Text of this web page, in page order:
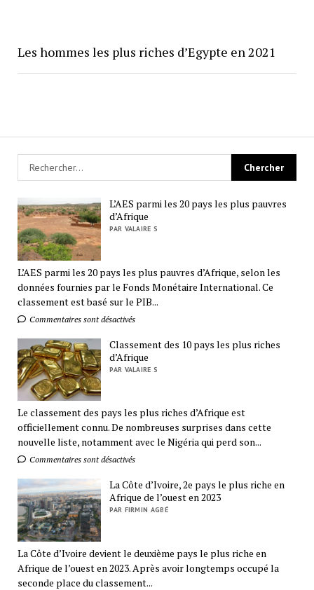
Les hommes les plus riches d’Egypte en 2021
L’AES parmi les 20 pays les plus pauvres
d’Afrique
PAR VALAIRE S
L’AES parmi les 20 pays les plus pauvres d’Afrique, selon les
données fournies par le Fonds Monétaire International. Ce
classement est basé sur le PIB...
Commentaires sont désactivés
Classement des 10 pays les plus riches
d’Afrique
PAR VALAIRE S
Le classement des pays les plus riches d’Afrique est
officiellement connu. De nombreuses surprises dans cette
nouvelle liste, notamment avec le Nigéria qui perd son...
Commentaires sont désactivés
La Côte d’Ivoire, 2e pays le plus riche en
Afrique de l’ouest en 2023
PAR FIRMIN AGBÉ
La Côte d’Ivoire devient le deuxième pays le plus riche en
Afrique de l’ouest en 2023. Après avoir longtemps occupé la
seconde place du classement...